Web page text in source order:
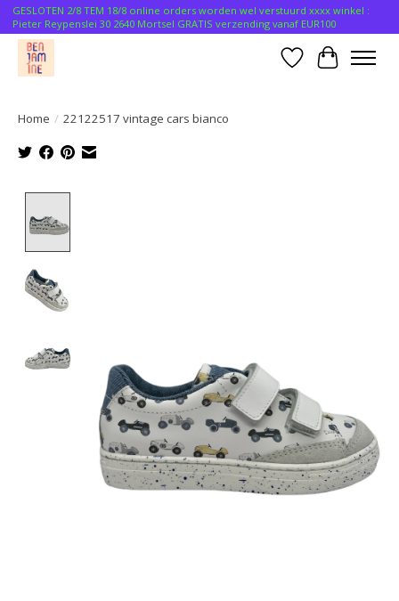
GESLOTEN 2/8 TEM 18/8 online orders worden wel verstuurd xxxx winkel :
Pieter Reypenslei 30 2640 Mortsel GRATIS verzending vanaf EUR100
Verlanglijst
Home / 22122517 vintage cars bianco